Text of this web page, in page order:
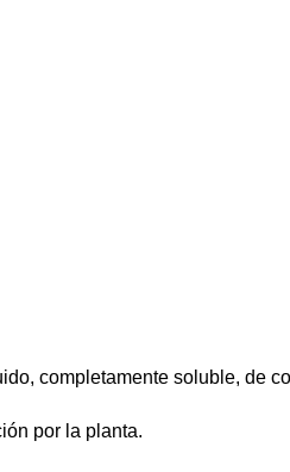
completamente soluble, de
por la planta.